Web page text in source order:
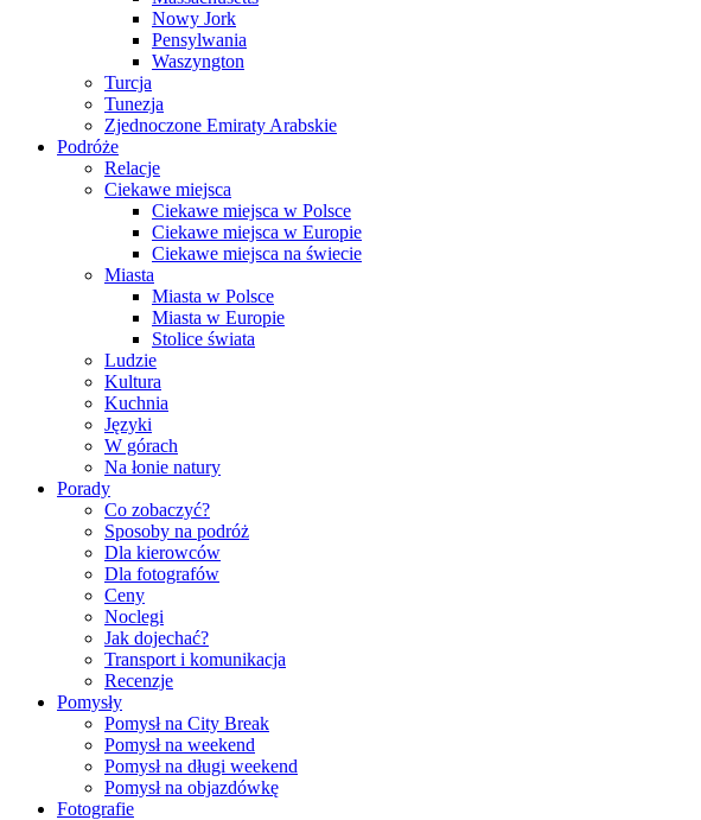
Nowy Jork
Pensylwania
Waszyngton
Turcja
Tunezja
Zjednoczone Emiraty Arabskie
Podróże
Relacje
Ciekawe miejsca
Ciekawe miejsca w Polsce
Ciekawe miejsca w Europie
Ciekawe miejsca na świecie
Miasta
Miasta w Polsce
Miasta w Europie
Stolice świata
Ludzie
Kultura
Kuchnia
Języki
W górach
Na łonie natury
Porady
Co zobaczyć?
Sposoby na podróż
Dla kierowców
Dla fotografów
Ceny
Noclegi
Jak dojechać?
Transport i komunikacja
Recenzje
Pomysły
Pomysł na City Break
Pomysł na weekend
Pomysł na długi weekend
Pomysł na objazdówkę
Fotografie